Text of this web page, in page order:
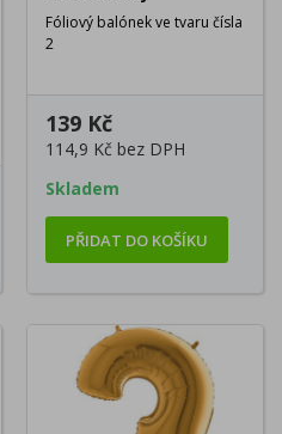
Fóliový balónek ve tvaru čísla
2
139 Kč
114,9 Kč bez DPH
Skladem
PŘIDAT DO KOŠÍKU